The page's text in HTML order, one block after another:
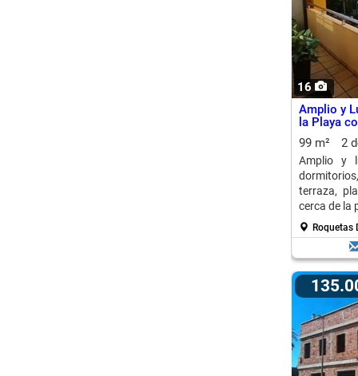
16
Amplio y
la Playa
99 m²
2
Amplio y
terraza,
cerca de la
Roquetas